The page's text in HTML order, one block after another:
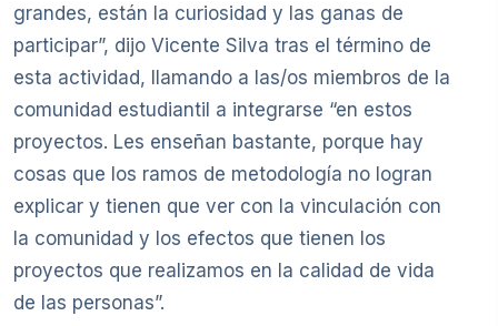
grandes, están la curiosidad y las ganas de
participar”, dijo Vicente Silva tras el término de
esta actividad, llamando a las/os miembros de la
comunidad estudiantil a integrarse “en estos
proyectos. Les enseñan bastante, porque hay
cosas que los ramos de metodología no logran
explicar y tienen que ver con la vinculación con
la comunidad y los efectos que tienen los
proyectos que realizamos en la calidad de vida
de las personas”.